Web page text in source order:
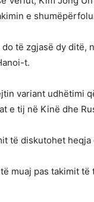
e
të zgjasë dy ditë,
t.
variant udhëtimi
e tij në Kinë dhe
të diskutohet
muaj pas takimit